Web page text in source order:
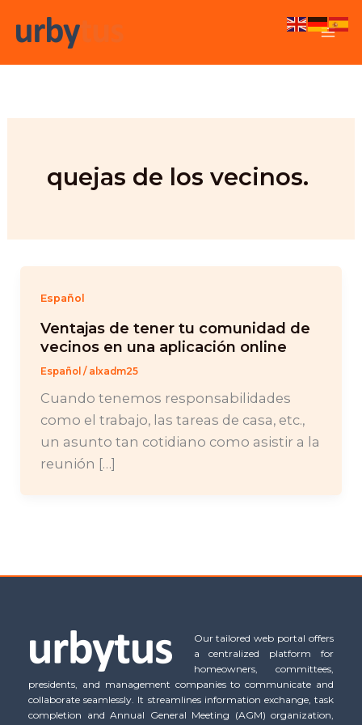
quejas de los vecinos.
Español
Ventajas de tener tu comunidad de
vecinos en una aplicación online
Español / alxadm25
Cuando tenemos responsabilidades
como el trabajo, las tareas de casa, etc.,
un asunto tan cotidiano como asistir a la
reunión […]
Our tailored web portal offers
a centralized platform for
homeowners, committees,
presidents, and management companies to communicate and
collaborate seamlessly. It streamlines information exchange, task
completion and Annual General Meeting (AGM) organization,